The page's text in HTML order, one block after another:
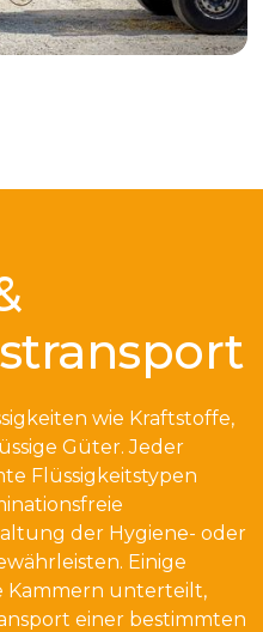
wie Kraftstoffe,
Güter. Jeder
Flüssigkeitstypen
der Hygiene- oder
Einige
Kammern unterteilt,
einer bestimmten